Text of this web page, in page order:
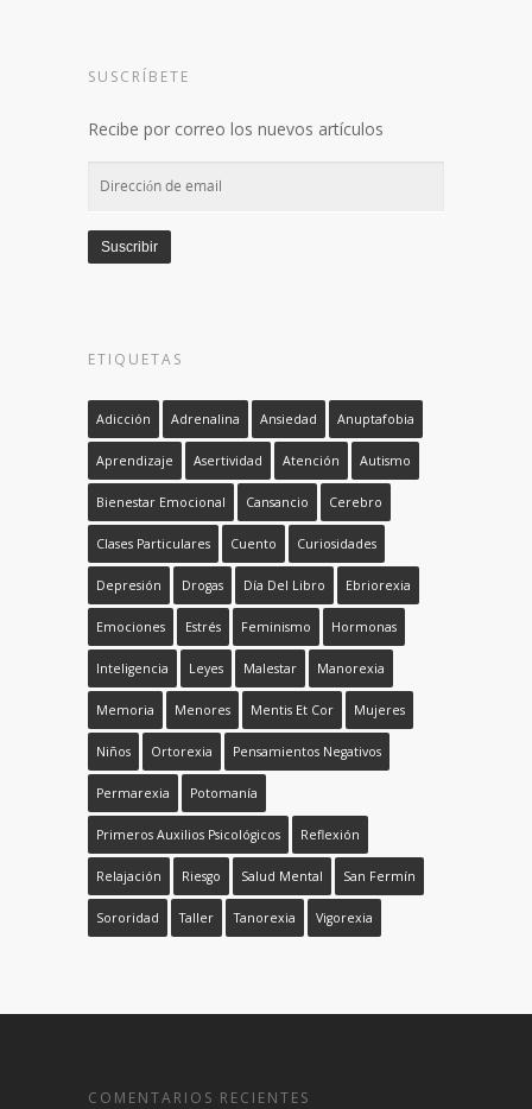
SUSCRÍBETE
Recibe por correo los nuevos artículos
Dirección
email
Suscribir
ETIQUETAS
Adicción Adrenalina Ansiedad Anuptafobia
Aprendizaje Asertividad Atención Autismo
Bienestar Emocional Cansancio Cerebro
Clases Particulares Cuento Curiosidades
Depresión Drogas Día Del Libro Ebriorexia
Emociones Estrés Feminismo Hormonas
Inteligencia Leyes Malestar Manorexia
Memoria Menores Mentis Et Cor Mujeres
Niños Ortorexia Pensamientos Negativos
Permarexia Potomanía
Primeros Auxilios Psicológicos Reflexión
Relajación Riesgo Salud Mental San Fermín
Sororidad Taller Tanorexia Vigorexia
COMENTARIOS RECIENTES